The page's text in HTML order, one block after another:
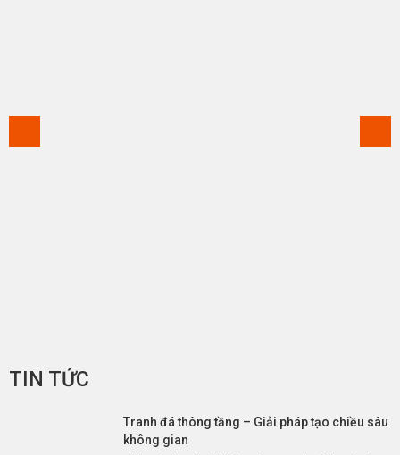
TIN TỨC
Tranh đá thông tầng – Giải pháp tạo chiều sâu
không gian